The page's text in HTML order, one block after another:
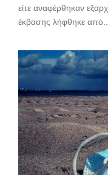
είτε αναφέρθηκαν
έκβασης λήφθηκε